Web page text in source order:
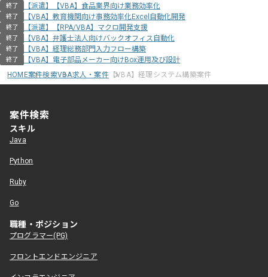
終了 【派遣】【VBA】食品業界向け業務効率化
終了 【VBA】教育機関向け事務効率化Excel自動化開発
終了 【派遣】【RPA/VBA】マクロ開発支援
終了 【VBA】弁護士法人向けバックオフィス自動化
終了 【VBA】経理総務部門入力フロー構築
終了
【VBA】電子部品メーカー向けBox運用及び設計
HOME案件検索VBA求人・案件【VBA】経理システム構築案件
案件検索
スキル
Java
Python
Ruby
Go
職種・ポジション
プログラマー(PG)
フロントエンドエンジニア